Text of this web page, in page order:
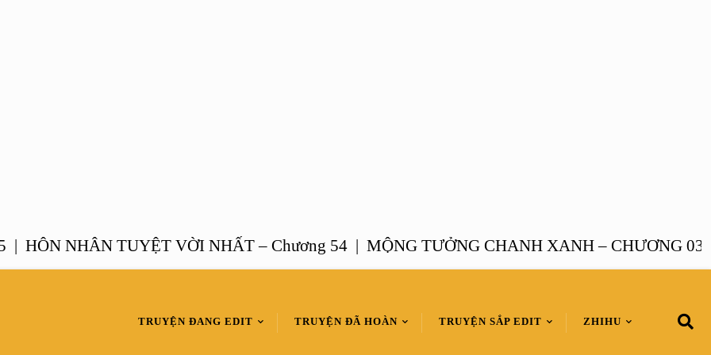
NHÂN TUYỆT VỜI NHẤT – Chương 54 |MỘNG TƯỞNG CHANH XANH – CHƯƠNG 03 |
TRUYỆN ĐANG EDIT TRUYỆN ĐÃ HOÀN TRUYỆN SẮP EDIT ZHIHU